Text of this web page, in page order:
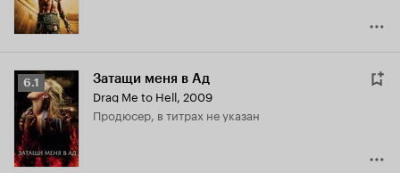
Рейтинг
Кинопоиска
6.1
6.1 Затащи меня в Ад
Drag Me to Hell, 2009
продюсер, в титрах не указан